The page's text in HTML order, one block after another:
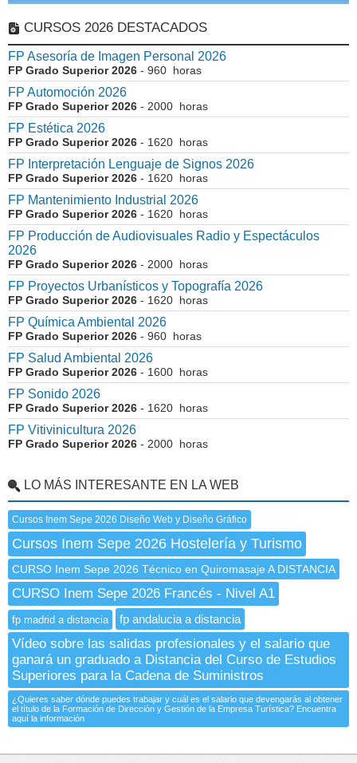
CURSOS 2026 DESTACADOS
FP Asesoría de Imagen Personal 2026
FP Grado Superior 2026 - 960 horas
FP Automoción 2026
FP Grado Superior 2026 - 2000 horas
FP Estética 2026
FP Grado Superior 2026 - 1620 horas
FP Interpretación Lenguaje de Signos 2026
FP Grado Superior 2026 - 1620 horas
FP Mantenimiento Industrial 2026
FP Grado Superior 2026 - 1620 horas
FP Producción de Audiovisuales Radio y Espectáculos
2026
FP Grado Superior 2026 - 2000 horas
FP Proyectos Urbanísticos y Topografía 2026
FP Grado Superior 2026 - 1620 horas
FP Química Ambiental 2026
FP Grado Superior 2026 - 960 horas
FP Salud Ambiental 2026
FP Grado Superior 2026 - 1600 horas
FP Sonido 2026
FP Grado Superior 2026 - 1620 horas
FP Vitivinicultura 2026
FP Grado Superior 2026 - 2000 horas
LO MÁS INTERESANTE EN LA WEB
Cursos Inem Sepe 2026 Diseño Web y Diseño Gráfico
Cursos Inem Sepe 2026 Hostelería y Turismo
CURSO Inem Sepe 2026 Técnico en Quiromasaje A DISTANCIA
CURSO Inem Sepe 2026 Francés - Nivel A1
fp madrid a distancia fp andalucia a distancia
Vídeo sobre las salidas profesionales y el salario que
ganará un graduado a Distancia del Curso de Estudios
Superiores para la Cadena de Suministros
¿Quieres saber dónde puedes trabajar y cuál es el salario que devengarás al obtener
el título de la Formación de Dirección y Gestión de la Empresa Turística? Encuentra
aquí la información